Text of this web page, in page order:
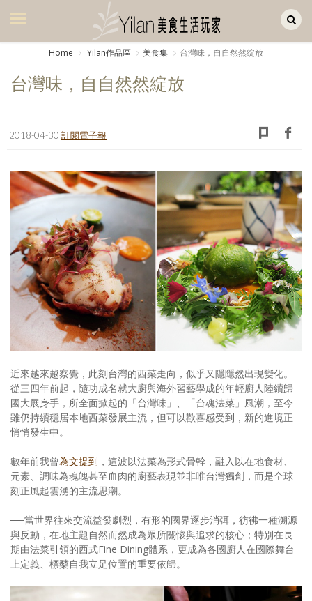
美食集
生活風
日記簿
餐桌週記
享樂隨手拍
照相簿
創意出版服務
歷史區
個人著作
活動實況記錄
媒體報導一覽
合作與代言
訂閱電子報
Home Yilan作品區 美食集 台灣味，自自然然綻放
台灣味，自自然然綻放
2018-04-30 訂閱電子報
近來越來越察覺，此刻台灣的西菜走向，似乎又隱隱然出現變化。
從三四年前起，隨功成名就大廚與海外習藝學成的年輕廚人陸續歸
國大展身手，所全面掀起的「台灣味」、「台魂法菜」風潮，至今
雖仍持續穩居本地西菜發展主流，但可以歡喜感受到，新的進境正
悄悄發生中。
數年前我曾為文提到 ，這波以法菜為形式骨幹，融入以在地食材、
元素、調味為魂魄甚至血肉的廚藝表現並非唯台灣獨創，而是全球
刻正風起雲湧的主流思潮。
──當世界往來交流益發劇烈，有形的國界逐步消弭，彷彿一種溯源
與反動，在地主題自然而然成為眾所關懷與追求的核心；特別在長
期由法菜引領的西式Fine Dining體系，更成為各國廚人在國際舞台
上定義、標櫫自我立足位置的重要依歸。